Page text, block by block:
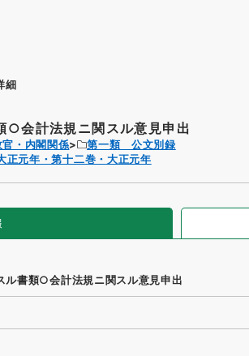
細
○会計法規ニ関スル意見申出
官・内閣関係
第一類 公文別録
正元年・第十二巻・大正元年
ル書類○会計法規ニ関スル意見申出